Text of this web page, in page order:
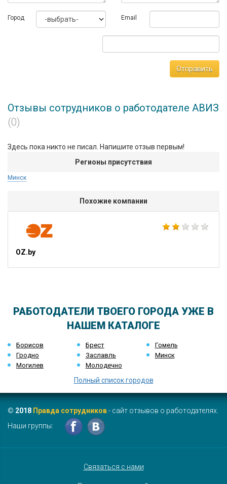
Город Email
Отправить
Отзывы сотрудников о работодателе АВИЗ
(0)
Здесь пока никто не писал. Напишите отзыв первым!
Регионы присутствия
Минск
Похожие компании
OZ.by
РАБОТОДАТЕЛИ ТВОЕГО ГОРОДА УЖЕ В
НАШЕМ КАТАЛОГЕ
Борисов Брест
Гомель
Гродно
Заславль
Минск
Могилев
Молодечно
Полный список городов
© 2018 Правда сотрудников- сайт отзывов о работодателях.
Наши группы:
Связаться с нами